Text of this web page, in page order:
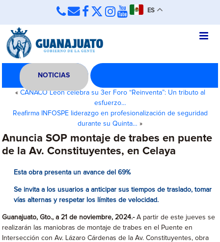
ES
NOTICIAS
« CANACO León celebra su 3er Foro “Reinventa”: Un tributo al
esfuerzo…
Reafirma INFOSPE liderazgo en profesionalización de seguridad
durante su Quinta… »
Anuncia SOP montaje de trabes en puente
de la Av. Constituyentes, en Celaya
Esta obra presenta un avance del 69%
Se invita a los usuarios a anticipar sus tiempos de traslado, tomar
vías alternas y respetar los límites de velocidad.
Guanajuato, Gto., a 21 de noviembre, 2024.-A partir de este jueves se
realizarán las maniobras de montaje de trabes en el Puente en
Intersección con Av. Lázaro Cárdenas de la Av. Constituyentes, obra